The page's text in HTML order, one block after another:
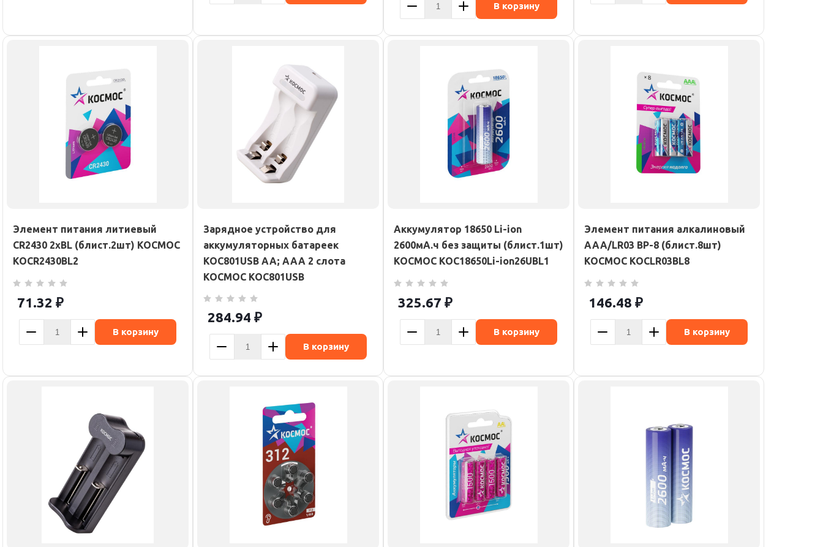
В корзину
Элемент питания литиевый
CR2430 2хBL (блист.2шт) КОСМОС
KOCR2430BL2
71.32 ₽
В корзину
Зарядное устройство для
аккумуляторных батареек
KOC801USB AA; AAA 2 слота
КОСМОС KOC801USB
284.94 ₽
В корзину
Аккумулятор 18650 Li-ion
2600мА.ч без защиты (блист.1шт)
КОСМОС KOC18650Li-ion26UBL1
325.67 ₽
В корзину
Элемент питания алкалиновый
AAA/LR03 BP-8 (блист.8шт)
КОСМОС KOCLR03BL8
146.48 ₽
В корзину